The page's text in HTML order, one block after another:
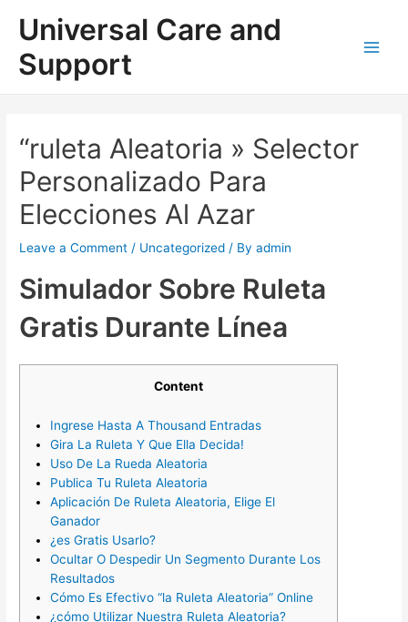
Universal Care and
Support
“ruleta Aleatoria » Selector
Personalizado Para
Elecciones Al Azar
Leave a Comment / Uncategorized / Byadmin
Simulador Sobre Ruleta
Gratis Durante Línea
Content
Ingrese Hasta A Thousand Entradas
Gira La Ruleta Y Que Ella Decida!
Uso De La Rueda Aleatoria
Publica Tu Ruleta Aleatoria
Aplicación De Ruleta Aleatoria, Elige El
Ganador
¿es Gratis Usarlo?
Ocultar O Despedir Un Segmento Durante Los
Resultados
Cómo Es Efectivo “la Ruleta Aleatoria” Online
¿cómo Utilizar Nuestra Ruleta Aleatoria?